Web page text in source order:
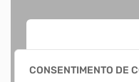
CONSENTIMENTO DE
Nota Nacional